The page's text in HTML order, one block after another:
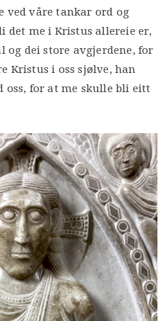
ved våre tankar ord og
det me i Kristus allereie er,
og dei store avgjerdene, for
Kristus i oss sjølve, han
oss, for at me skulle bli eitt